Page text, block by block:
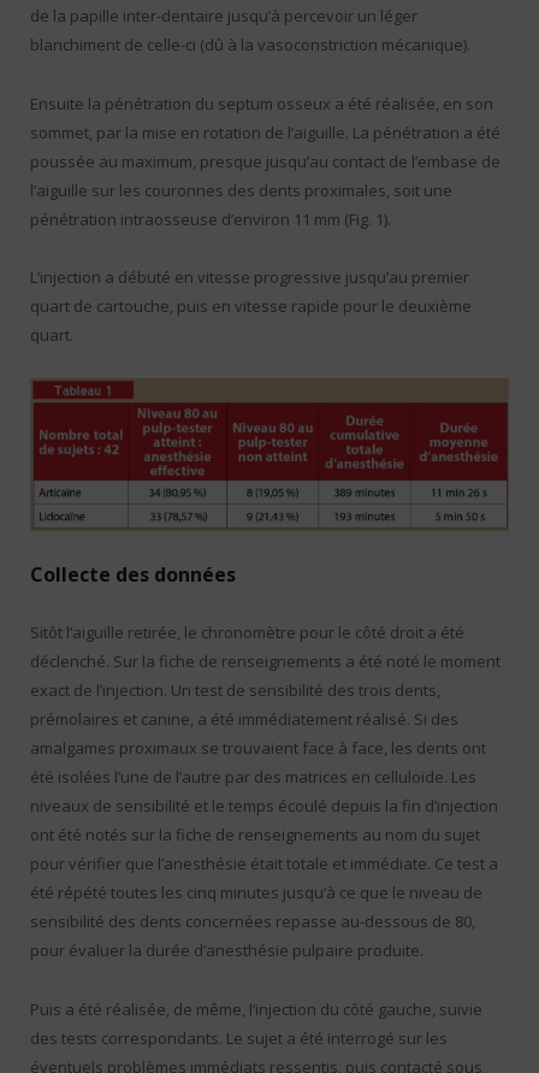
de la papille inter-dentaire jusqu’à percevoir un léger
blanchiment de celle-ci (dû à la vasoconstriction mécanique).
Ensuite la pénétration du septum osseux a été réalisée, en son
sommet, par la mise en rotation de l’aiguille. La pénétration a été
poussée au maximum, presque jusqu’au contact de l’embase de
l’aiguille sur les couronnes des dents proximales, soit une
pénétration intraosseuse d’environ 11 mm (Fig. 1).
L’injection a débuté en vitesse progressive jusqu’au premier
quart de cartouche, puis en vitesse rapide pour le deuxième
quart.
Collecte des données
Sitôt l’aiguille retirée, le chronomètre pour le côté droit a été
déclenché. Sur la fiche de renseignements a été noté le moment
exact de l’injection. Un test de sensibilité des trois dents,
prémolaires et canine, a été immédiatement réalisé. Si des
amalgames proximaux se trouvaient face à face, les dents ont
été isolées l’une de l’autre par des matrices en celluloïde. Les
niveaux de sensibilité et le temps écoulé depuis la fin d’injection
ont été notés sur la fiche de renseignements au nom du sujet
pour vérifier que l’anesthésie était totale et immédiate. Ce test a
été répété toutes les cinq minutes jusqu’à ce que le niveau de
sensibilité des dents concernées repasse au-dessous de 80,
pour évaluer la durée d’anesthésie pulpaire produite.
Puis a été réalisée, de même, l’injection du côté gauche, suivie
des tests correspondants. Le sujet a été interrogé sur les
éventuels problèmes immédiats ressentis, puis contacté sous